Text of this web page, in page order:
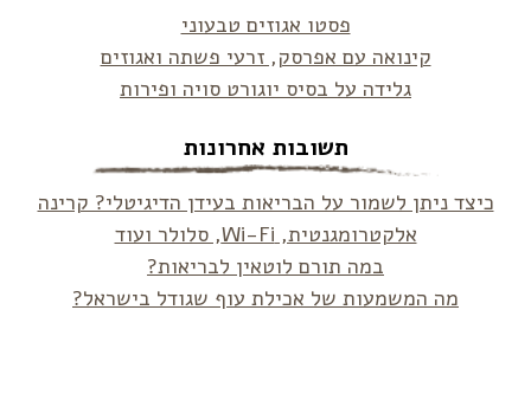
פסטו אגוזים טבעוני
קינואה עם אפרסק, זרעי פשתה ואגוזים
גלידה על בסיס יוגורט סויה ופירות
תשובות אחרונות
כיצד ניתן לשמור על הבריאות בעידן הדיגיטלי? קרינה
אלקטרומגנטית, Wi-Fi, סלולר ועוד
במה תורם לוטאין לבריאות?
מה המשמעות של אכילת עוף שגודל בישראל?